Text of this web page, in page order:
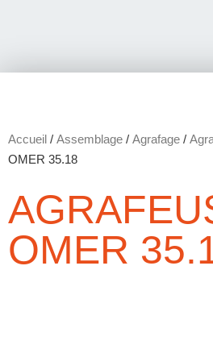
Accueil / Assemblage / Agrafage /
OMER 35.18
OMER